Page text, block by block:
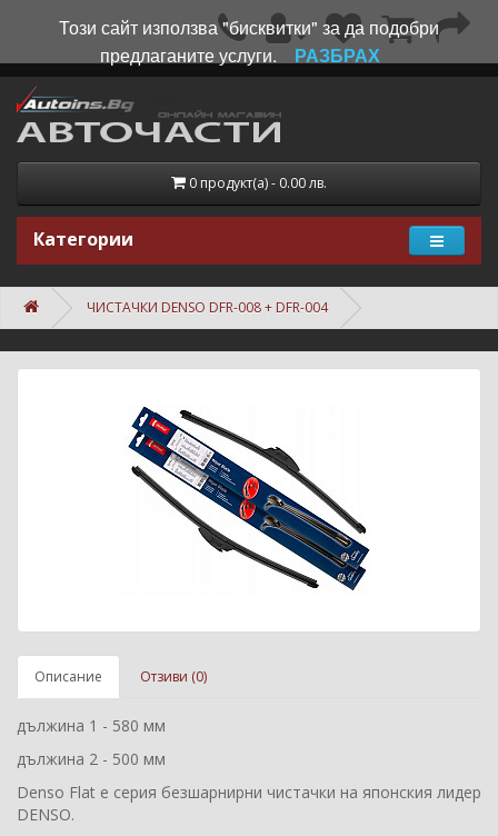
0 продукт(а) - 0.00 лв.
Категории
ЧИСТАЧКИ DENSO DFR-008 + DFR-004
Описание Отзиви (0)
дължина 1 - 580 мм
дължина 2 - 500 мм
Denso Flat е серия безшарнирни чистачки на японския лидер
DENSO.
Този сайт използва "бисквитки" за да подобри
предлаганите услуги.
РАЗБРАХ